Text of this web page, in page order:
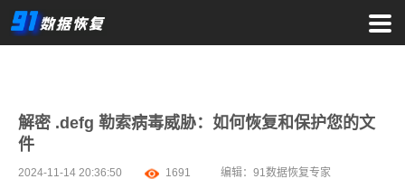
解密 .defg 勒索病毒威胁：如何恢复和保护您的文
件
2024-11-14 20:36:50 1691 编辑： 91数据恢复专家